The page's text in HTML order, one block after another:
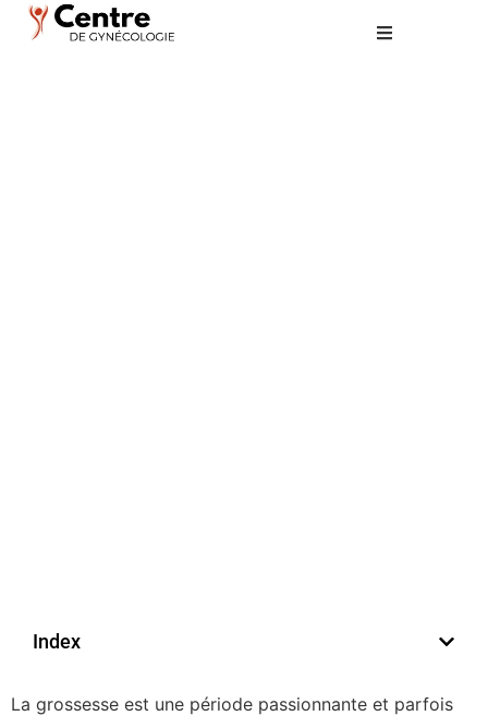
Index
La grossesse est une période passionnante et parfois